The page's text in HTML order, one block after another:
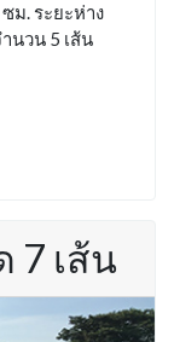
ม. ระยะห่าง
นวน 5 เส้น
7 เส้น